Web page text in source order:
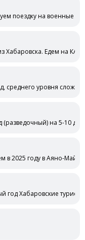
поездку на военные
Хабаровска. Едем на
уровня
(разведочный) на 5-10
в 2025 году в Аяно-
Хабаровские